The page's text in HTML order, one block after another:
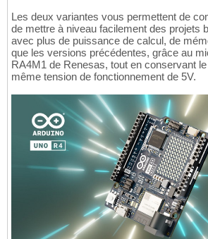
Les deux variantes vous permettent de
de mettre à niveau facilement des projets
avec plus de puissance de calcul, de
que les versions précédentes, grâce au
RA4M1 de Renesas, tout en conservant
même tension de fonctionnement de 5V.